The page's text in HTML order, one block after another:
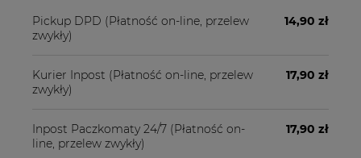
Pickup DPD (Płatność on-line, przelew
zwykły)
14,90 zł
Kurier Inpost (Płatność on-line, przelew
zwykły)
17,90 zł
Inpost Paczkomaty 24/7 (Płatność on-
line, przelew zwykły)
17,90 zł